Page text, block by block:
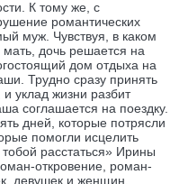
К тому же, с
романтических
муж. Чувствуя, в каком
дочь решается на
дом отдыха на
Трудно сразу принять
уклад жизни разбит
соглашается на поездку.
дней, которые потрясли
помогли исцелить
расстаться» Ирины
откровение, роман-
девушек и женщин,